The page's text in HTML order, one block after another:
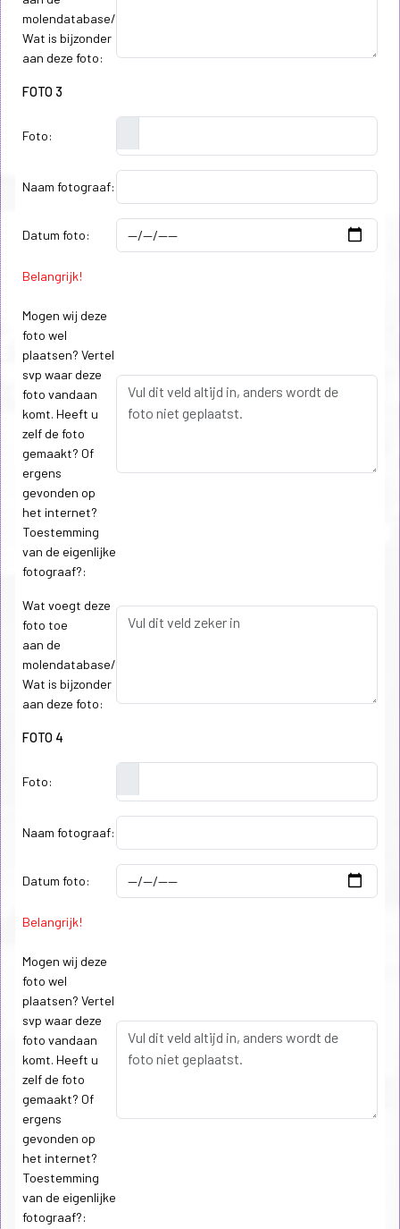
molendatabase/
Wat is bijzonder
aan deze foto:
FOTO 3
Foto:
Naam fotograaf:
Datum foto:
Belangrijk!
Mogen wij deze
foto wel
plaatsen? Vertel
svp waar deze
foto vandaan
komt. Heeft u
zelf de foto
gemaakt? Of
ergens
gevonden op
het internet?
Toestemming
van de eigenlijke
fotograaf?:
Wat voegt deze
foto toe
aan de
molendatabase/
Wat is bijzonder
aan deze foto:
FOTO 4
Foto:
Naam fotograaf:
Datum foto:
Belangrijk!
Mogen wij deze
foto wel
plaatsen? Vertel
svp waar deze
foto vandaan
komt. Heeft u
zelf de foto
gemaakt? Of
ergens
gevonden op
het internet?
Toestemming
van de eigenlijke
fotograaf?: